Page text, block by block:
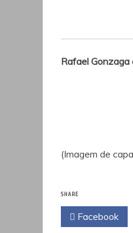
Rafael Gonzaga
(Imagem de
SHARE
Facebook